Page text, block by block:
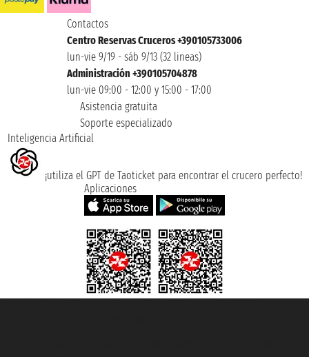
Contactos
Centro Reservas Cruceros +390105733006
lun-vie 9/19 - sáb 9/13 (32 lineas)
Administración +390105704878
lun-vie 09:00 - 12:00 y 15:00 - 17:00
Asistencia gratuita
Soporte especializado
Inteligencia Artificial
¡utiliza el GPT de Taoticket para encontrar el crucero perfecto!
Aplicaciones